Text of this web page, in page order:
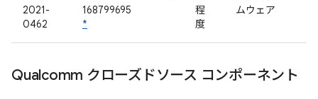
2021-
0462
168799695
*
程
度
ムウェア
Qualcomm クローズドソース コンポーネント